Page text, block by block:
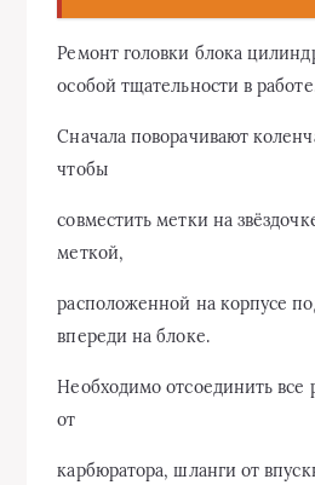
Ремонт головки блока
особой тщательности в
Сначала поворачивают
чтобы
совместить метки на
меткой,
расположенной на корпусе
впереди на блоке.
Необходимо отсоединить все
от
карбюратора, шланги от